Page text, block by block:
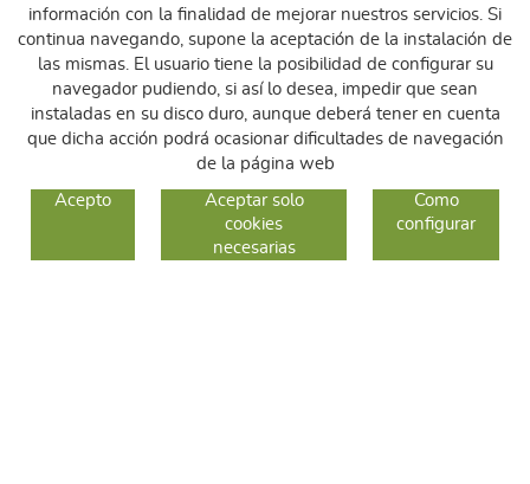
CAMBIOS Y DEVOLUCIONES
información con la finalidad de mejorar nuestros servicios. Si
continua navegando, supone la aceptación de la instalación de
las mismas. El usuario tiene la posibilidad de configurar su
navegador pudiendo, si así lo desea, impedir que sean
instaladas en su disco duro, aunque deberá tener en cuenta
que dicha acción podrá ocasionar dificultades de navegación
de la página web
Acepto
Aceptar solo
cookies
necesarias
Como
configurar